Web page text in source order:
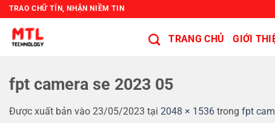
Bỏ
qua
nội
TRAO CHỮ TÍN, NHẬN NIỀM TIN
TRANG CHỦ GIỚI
fpt camera se 2023 05
Được xuất bản vào 23/05/2023 tại 2048 × 1536 trong fpt